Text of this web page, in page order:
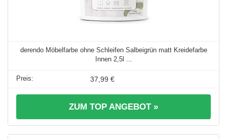
derendo Möbelfarbe ohne Schleifen Salbeigrün matt Kreidefarbe
Innen 2,5l ...
37,99 €
ZUM TOP ANGEBOT »